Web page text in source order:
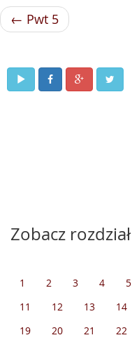
← Pwt 5
Zobacz rozdział
1 2 3 4 5
11
12 13 14
19
20 21 22